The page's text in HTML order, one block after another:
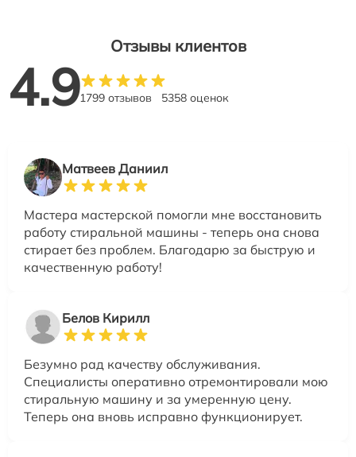
Отзывы клиентов
4.91799 отзывов 5358 оценок
Матвеев Даниил
Мастера мастерской помогли мне восстановить
работу стиральной машины - теперь она снова
стирает без проблем. Благодарю за быструю и
качественную работу!
Белов Кирилл
Безумно рад качеству обслуживания.
Специалисты оперативно отремонтировали мою
стиральную машину и за умеренную цену.
Теперь она вновь исправно функционирует.